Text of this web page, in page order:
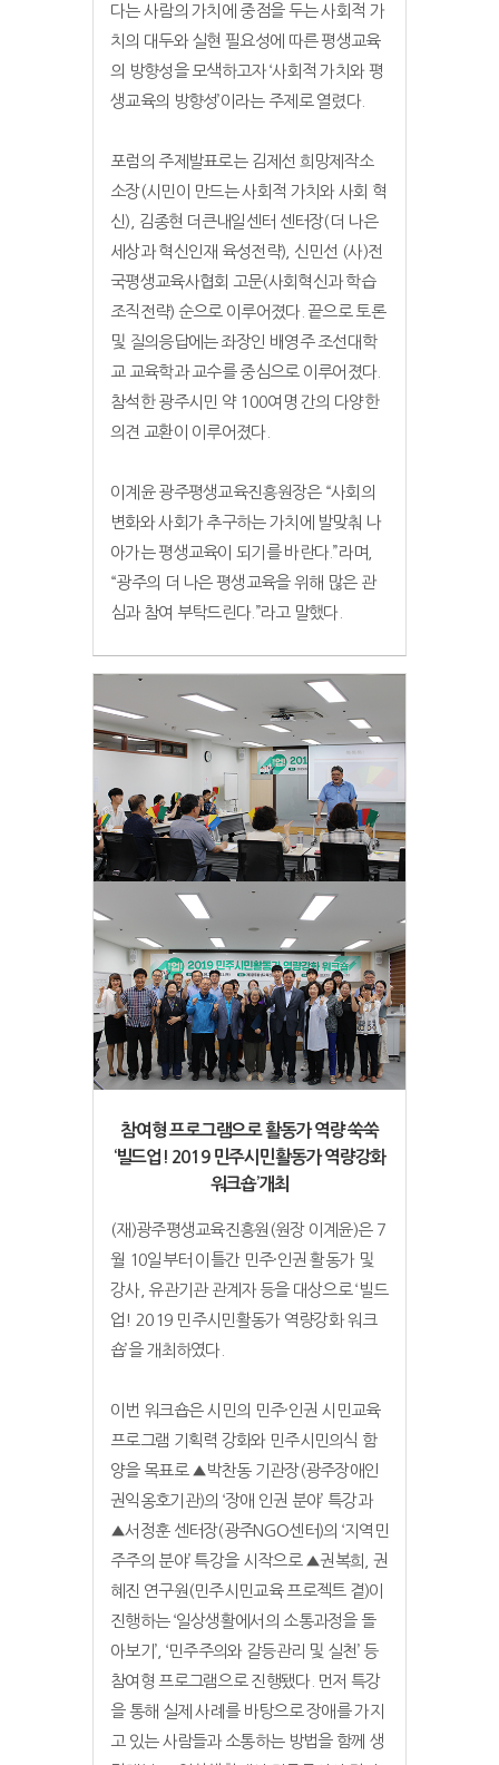
다는 사람의 가치에 중점을 두는 사회적 가
치의 대두와 실현 필요성에 따른 평생교육
의 방향성을 모색하고자 ‘사회적 가치와 평
생교육의 방향성’이라는 주제로 열렸다.
포럼의 주제발표로는 김제선 희망제작소
소장(시민이 만드는 사회적 가치와 사회 혁
신), 김종현 더큰내일센터 센터장(더 나은
세상과 혁신인재 육성전략), 신민선 (사)전
국평생교육사협회 고문(사회혁신과 학습
조직전략) 순으로 이루어졌다. 끝으로 토론
및 질의응답에는 좌장인 배영주 조선대학
교 교육학과 교수를 중심으로 이루어졌다.
참석한 광주시민 약 100여명 간의 다양한
의견 교환이 이루어졌다.
이계윤 광주평생교육진흥원장은 “사회의
변화와 사회가 추구하는 가치에 발맞춰 나
아가는 평생교육이 되기를 바란다.”라며,
“광주의 더 나은 평생교육을 위해 많은 관
심과 참여 부탁드린다.”라고 말했다.
참여형 프로그램으로 활동가 역량 쑥쑥
‘빌드업! 2019 민주시민활동가 역량강화
워크숍’개최
(재)광주평생교육진흥원(원장 이계윤)은 7
월 10일부터 이틀간 민주·인권 활동가 및
강사, 유관기관 관계자 등을 대상으로 ‘빌드
업! 2019 민주시민활동가 역량강화 워크
숍’을 개최하였다.
이번 워크숍은 시민의 민주·인권 시민교육
프로그램 기획력 강화와 민주시민의식 함
양을 목표로 ▲박찬동 기관장(광주장애인
권익옹호기관)의 ‘장애 인권 분야’ 특강과
▲서정훈 센터장(광주NGO센터)의 ‘지역민
주주의 분야’ 특강을 시작으로 ▲권복희, 권
혜진 연구원(민주시민교육 프로젝트 곁)이
진행하는 ‘일상생활에서의 소통과정을 돌
아보기’, ‘민주주의와 갈등관리 및 실천’ 등
참여형 프로그램으로 진행됐다. 먼저 특강
을 통해 실제 사례를 바탕으로 장애를 가지
고 있는 사람들과 소통하는 방법을 함께 생